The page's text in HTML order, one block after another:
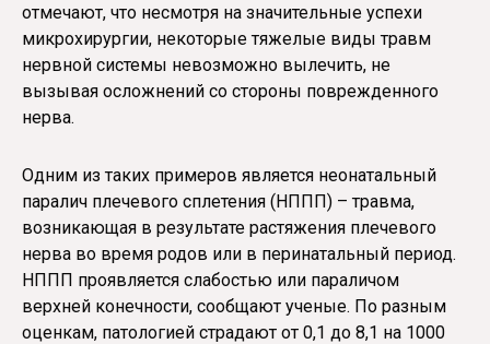
отмечают, что несмотря на значительные успехи
микрохирургии, некоторые тяжелые виды травм
нервной системы невозможно вылечить, не
вызывая осложнений со стороны поврежденного
нерва.
Одним из таких примеров является неонатальный
паралич плечевого сплетения (НППП) – травма,
возникающая в результате растяжения плечевого
нерва во время родов или в перинатальный период.
НППП проявляется слабостью или параличом
верхней конечности, сообщают ученые. По разным
оценкам, патологией страдают от 0,1 до 8,1 на 1000